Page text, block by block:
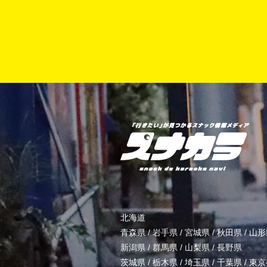
北海道
青森県/岩手県 / 宮城県 /秋田県 /山
新潟県 / 群馬県 / 山梨県/長野県
茨城県 / 栃木県 / 埼玉県/ 千葉県 /東